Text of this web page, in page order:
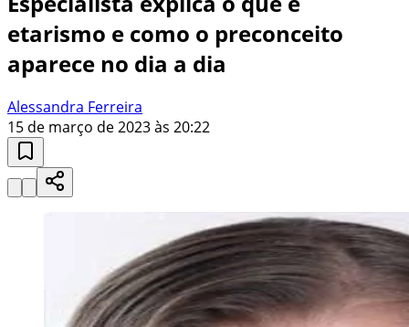
etarismo e como o preconceito
aparece no dia a dia
Alessandra Ferreira
15 de março de 2023 às 20:22